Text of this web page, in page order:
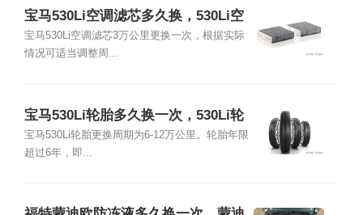
宝马530Li空调滤芯多久换，530Li空
调滤芯位置及更换教程
宝马530Li空调滤芯3万公里更换一次，根据实际
情况可适当调整周...
宝马530Li轮胎多久换一次，530Li轮
胎品牌型号尺寸
宝马530Li轮胎更换周期为6-12万公里。轮胎年限
超过6年，即...